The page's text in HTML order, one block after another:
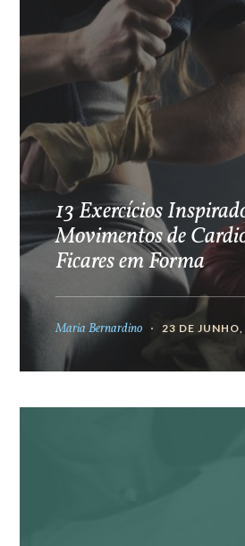
13 Exercícios
Movimentos de
Ficares em Forma
Maria Bernardino 23 DE